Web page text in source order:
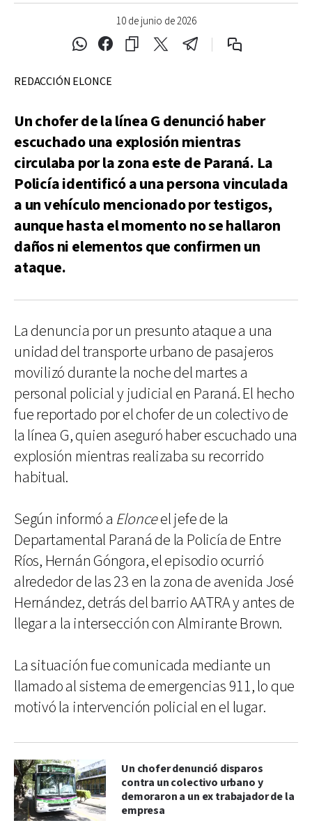
10 de junio de 2026
REDACCIÓN ELONCE
Un chofer de la línea G denunció haber
escuchado una explosión mientras
circulaba por la zona este de Paraná. La
Policía identificó a una persona vinculada
a un vehículo mencionado por testigos,
aunque hasta el momento no se hallaron
daños ni elementos que confirmen un
ataque.
La denuncia por un presunto ataque a una
unidad del transporte urbano de pasajeros
movilizó durante la noche del martes a
personal policial y judicial en Paraná. El hecho
fue reportado por el chofer de un colectivo de
la línea G, quien aseguró haber escuchado una
explosión mientras realizaba su recorrido
habitual.
Según informó a Elonceel jefe de la
Departamental Paraná de la Policía de Entre
Ríos, Hernán Góngora, el episodio ocurrió
alrededor de las 23 en la zona de avenida José
Hernández, detrás del barrio AATRA y antes de
llegar a la intersección con Almirante Brown.
La situación fue comunicada mediante un
llamado al sistema de emergencias 911, lo que
motivó la intervención policial en el lugar.
Un chofer denunció disparos
contra un colectivo urbano y
demoraron a un ex trabajador de la
empresa